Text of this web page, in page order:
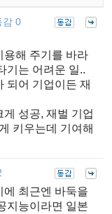
감 0
용해 주기를 바라
기는 어려운 일..
되어 기업이든 재
성공, 재벌 기업
키우는데 기여해
에 최근엔 바둑을
지능이라면 일본